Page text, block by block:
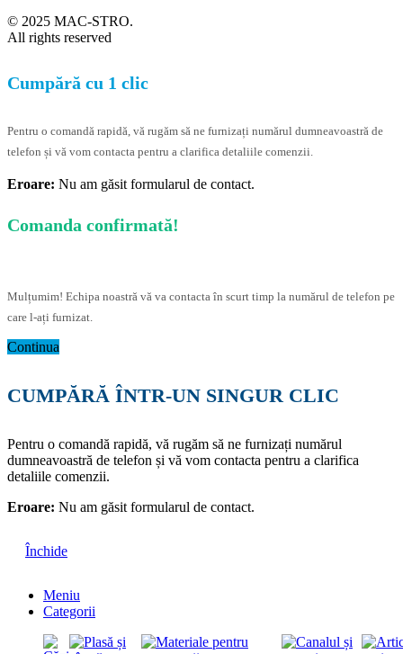
© 2025 MAC-STRO.
All rights reserved
Cumpără cu 1 clic
Pentru o comandă rapidă, vă rugăm să ne furnizați numărul dumneavoastră de
telefon și vă vom contacta pentru a clarifica detaliile comenzii.
Eroare: Nu am găsit formularul de contact.
Comanda confirmată!
Mulțumim! Echipa noastră vă va contacta în scurt timp la numărul de telefon pe
care l-ați furnizat.
Continua
CUMPĂRĂ ÎNTR-UN SINGUR CLIC
Pentru o comandă rapidă, vă rugăm să ne furnizați numărul
dumneavoastră de telefon și vă vom contacta pentru a clarifica
detaliile comenzii.
Eroare: Nu am găsit formularul de contact.
Închide
Meniu
Categorii